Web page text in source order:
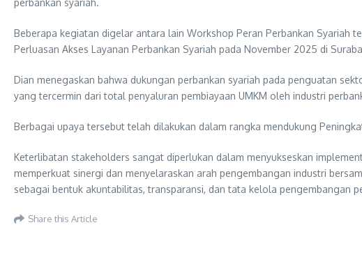
perbankan syariah.
Beberapa kegiatan digelar antara lain Workshop Peran Perbankan Syariah
Perluasan Akses Layanan Perbankan Syariah pada November 2025 di
Dian menegaskan bahwa dukungan perbankan syariah pada penguatan
yang tercermin dari total penyaluran pembiayaan UMKM oleh industri
Berbagai upaya tersebut telah dilakukan dalam rangka mendukung
Keterlibatan stakeholders sangat diperlukan dalam menyukseskan
memperkuat sinergi dan menyelaraskan arah pengembangan industri
sebagai bentuk akuntabilitas, transparansi, dan tata kelola pengembangan
Share this Article